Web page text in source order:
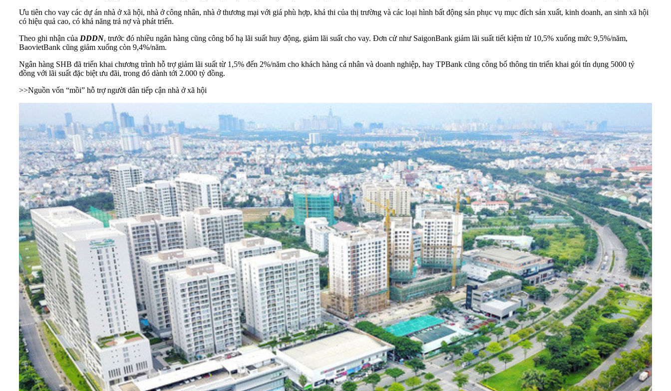
Ưu tiên cho vay các dự án nhà ở xã hội, nhà ở công nhân, nhà ở thương mại với giá phù hợp, khả thi của thị trường và các loại hình bất động sản phục vụ mục đích sản xuất, kinh doanh, an sinh xã hội
có hiệu quả cao, có khả năng trả nợ và phát triển.
Theo ghi nhận của DDDN, trước đó nhiều ngân hàng cũng công bố hạ lãi suất huy động, giảm lãi suất cho vay. Đơn cử như SaigonBank giảm lãi suất tiết kiệm từ 10,5% xuống mức 9,5%/năm,
BaovietBank cũng giảm xuống còn 9,4%/năm.
Ngân hàng SHB đã triển khai chương trình hỗ trợ giảm lãi suất từ 1,5% đến 2%/năm cho khách hàng cá nhân và doanh nghiệp, hay TPBank cũng công bố thông tin triển khai gói tín dụng 5000 tỷ
đồng với lãi suất đặc biệt ưu đãi, trong đó dành tới 2.000 tỷ đồng.
>>Nguồn vốn “mồi” hỗ trợ người dân tiếp cận nhà ở xã hội